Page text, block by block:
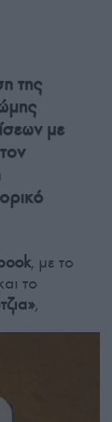
της
με
, με το
το
,